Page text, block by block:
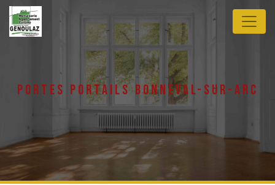
Panneau de gestion des cookies
portes portails bonneval-sur-arc